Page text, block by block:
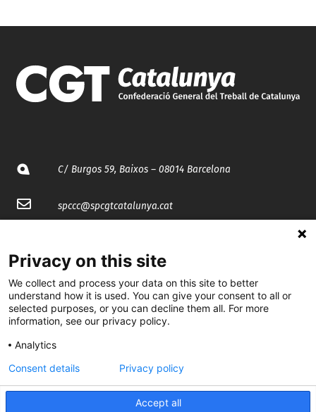
C/ Burgos 59, Baixos – 08014 Barcelona
spccc@spcgtcatalunya.cat
@CGTCatalunya
cgtcatalunya
cgtcatalunya
Privacy on this site
We collect and process your data on this site to better
understand how it is used. You can give your consent to all or
selected purposes, or you can decline them all. For more
information, see our privacy policy.
Analytics
Accept all
Consent details Privacy policy